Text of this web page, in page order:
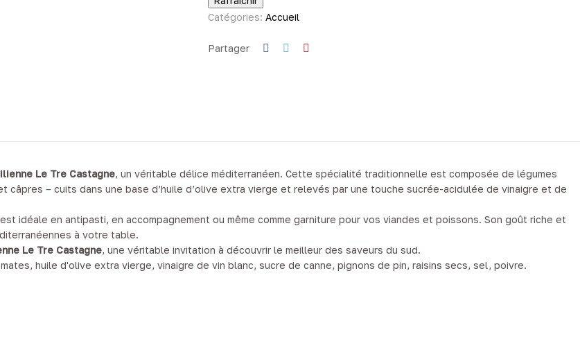
Catégories: Accueil
Partager
Le Tre Castagne, un véritable délice méditerranéen. Cette spécialité traditionnelle est composée de légumes
– cuits dans une base d’huile d’olive extra vierge et relevés par une touche sucrée-acidulée de vinaigre et de
est idéale en antipasti, en accompagnement ou même comme garniture pour vos viandes et poissons. Son goût riche et
à votre table.
Le Tre Castagne, une véritable invitation à découvrir le meilleur des saveurs du sud.
huile d'olive extra vierge, vinaigre de vin blanc, sucre de canne, pignons de pin, raisins secs, sel, poivre.